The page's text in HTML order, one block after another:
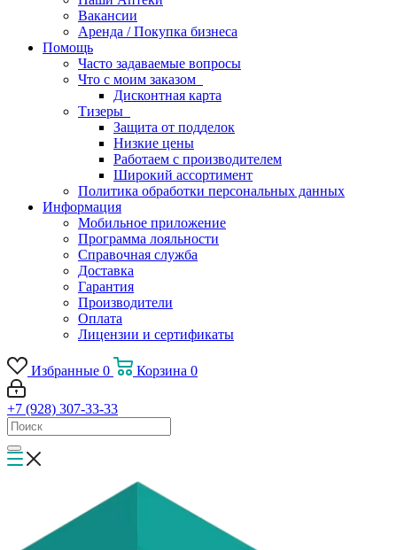
Вакансии
Аренда / Покупка бизнеса
Помощь
Часто задаваемые вопросы
Что с моим заказом
Дисконтная карта
Тизеры
Защита от подделок
Низкие цены
Работаем с производителем
Широкий ассортимент
Политика обработки персональных данных
Информация
Мобильное приложение
Программа лояльности
Справочная служба
Доставка
Гарантия
Производители
Оплата
Лицензии и сертификаты
Избранные 0 Корзина 0
+7 (928) 307-33-33